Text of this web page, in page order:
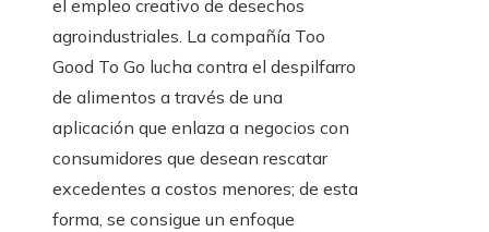
el empleo creativo de desechos
agroindustriales. La compañía Too
Good To Go lucha contra el despilfarro
de alimentos a través de una
aplicación que enlaza a negocios con
consumidores que desean rescatar
excedentes a costos menores; de esta
forma, se consigue un enfoque